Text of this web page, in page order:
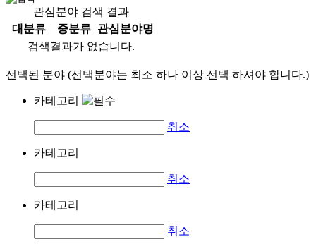
관심분야 검색 결과
대분류
중분류
관심분야명
검색결과가 없습니다.
선택된 분야 (선택분야는 최소 하나 이상 선택 하셔야 합니다.)
카테고리
취소
카테고리
취소
카테고리
취소